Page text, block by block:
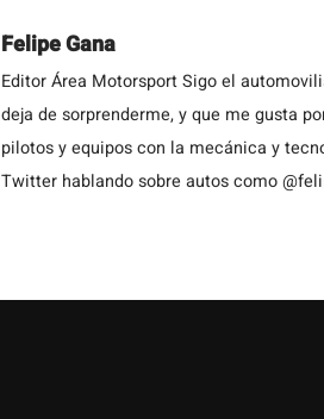
Felipe Gana
Editor Área Motorsport Sigo el
deja de sorprenderme, y que me gusta
pilotos y equipos con la mecánica y
Twitter hablando sobre autos como